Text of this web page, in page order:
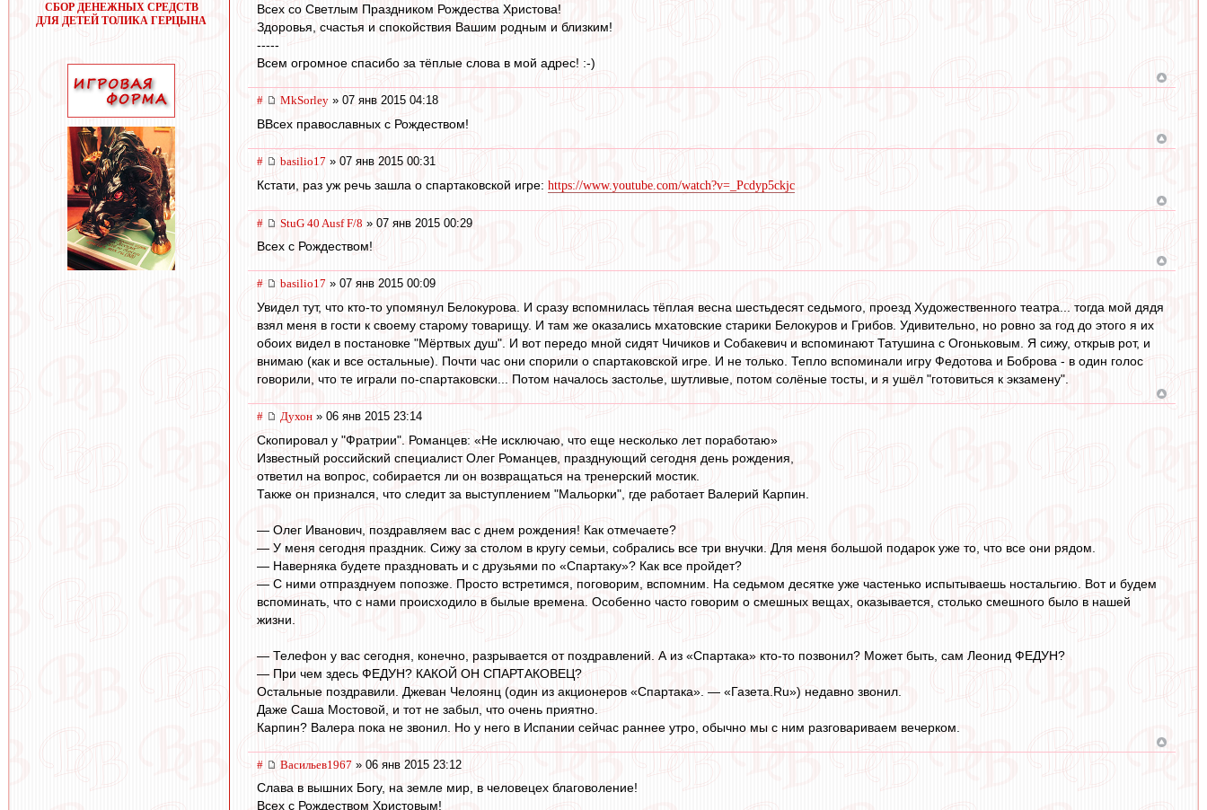
СБОР ДЕНЕЖНЫХ СРЕДСТВ
ДЛЯ ДЕТЕЙ ТОЛИКА ГЕРЦЫНА
Всех со Светлым Праздником Рождества Христова!
Здоровья, счастья и спокойствия Вашим родным и близким!
-----
Всем огромное спасибо за тёплые слова в мой адрес! :-)
# MkSorley » 07 янв 2015 04:18
ВВсех православных с Рождеством!
# basilio17 » 07 янв 2015 00:31
Кстати, раз уж речь зашла о спартаковской игре: https://www.youtube.com/watch?v=_Pcdyp5ckjc
# StuG 40 Ausf F/8 » 07 янв 2015 00:29
Всех с Рождеством!
# basilio17 » 07 янв 2015 00:09
Увидел тут, что кто-то упомянул Белокурова. И сразу вспомнилась тёплая весна шестьдесят седьмого, проезд Художественного театра... тогда мой дядя
взял меня в гости к своему старому товарищу. И там же оказались мхатовские старики Белокуров и Грибов. Удивительно, но ровно за год до этого я их
обоих видел в постановке "Мёртвых душ". И вот передо мной сидят Чичиков и Собакевич и вспоминают Татушина с Огоньковым. Я сижу, открыв рот, и
внимаю (как и все остальные). Почти час они спорили о спартаковской игре. И не только. Тепло вспоминали игру Федотова и Боброва - в один голос
говорили, что те играли по-спартаковски... Потом началось застолье, шутливые, потом солёные тосты, и я ушёл "готовиться к экзамену".
# Духон » 06 янв 2015 23:14
Скопировал у "Фратрии". Романцев: «Не исключаю, что еще несколько лет поработаю»
Известный российский специалист Олег Романцев, празднующий сегодня день рождения,
ответил на вопрос, собирается ли он возвращаться на тренерский мостик.
Также он признался, что следит за выступлением "Мальорки", где работает Валерий Карпин.
— Олег Иванович, поздравляем вас с днем рождения! Как отмечаете?
— У меня сегодня праздник. Сижу за столом в кругу семьи, собрались все три внучки. Для меня большой подарок уже то, что все они рядом.
— Наверняка будете праздновать и с друзьями по «Спартаку»? Как все пройдет?
— С ними отпразднуем попозже. Просто встретимся, поговорим, вспомним. На седьмом десятке уже частенько испытываешь ностальгию. Вот и будем
вспоминать, что с нами происходило в былые времена. Особенно часто говорим о смешных вещах, оказывается, столько смешного было в нашей
жизни.
— Телефон у вас сегодня, конечно, разрывается от поздравлений. А из «Спартака» кто-то позвонил? Может быть, сам Леонид ФЕДУН?
— При чем здесь ФЕДУН? КАКОЙ ОН СПАРТАКОВЕЦ?
Остальные поздравили. Джеван Челоянц (один из акционеров «Спартака». — «Газета.Ru») недавно звонил.
Даже Саша Мостовой, и тот не забыл, что очень приятно.
Карпин? Валера пока не звонил. Но у него в Испании сейчас раннее утро, обычно мы с ним разговариваем вечерком.
# Васильев1967 » 06 янв 2015 23:12
Слава в вышних Богу, на земле мир, в человецех благоволение!
Всех с Рождеством Христовым!